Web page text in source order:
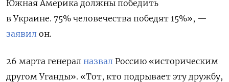
Южная Америка должны победить
в Украине. 75% человечества победят 15%», —
заявил он.
26 марта генерал назвал Россию «историческим
другом Уганды». «Тот, кто подрывает эту дружбу,